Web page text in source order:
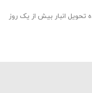
انبار بیش از یک روز